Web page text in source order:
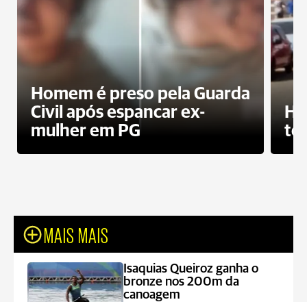
Homem é preso pela Guarda
Civil após espancar ex-
mulher em PG
MAIS MAIS
Isaquias Queiroz ganha o
bronze nos 200m da
canoagem